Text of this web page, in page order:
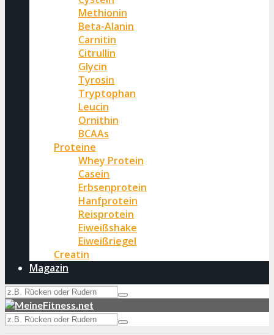
Methionin
Beta-Alanin
Carnitin
Citrullin
Glycin
Tyrosin
Tryptophan
Leucin
Ornithin
BCAAs
Proteine
Whey Protein
Casein
Erbsenprotein
Hanfprotein
Reisprotein
Eiweißshake
Eiweißriegel
Creatin
Magazin